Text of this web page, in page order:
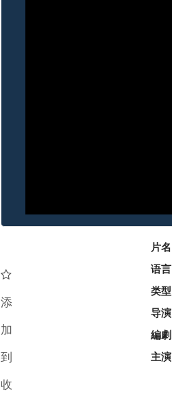
添
加
到
收
片名
语言
类型
导演
編劇
主演